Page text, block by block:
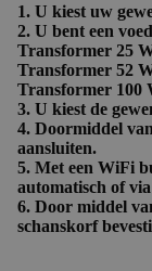
1. U kiest uw
2. U bent een
Transformer 25
Transformer 52
Transformer 100
3. U kiest de
4. Doormiddel
aansluiten.
5. Met een WiFi
automatisch of
6. Door middel
schanskorf